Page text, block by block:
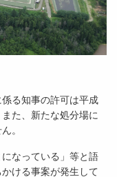
る知事の許可は平成
た、新たな処分場に
。
なっている」等と語
ける事案が発生して